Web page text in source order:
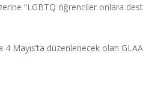
“LGBTQ öğrenciler onlara
Mayıs’ta düzenlenecek olan